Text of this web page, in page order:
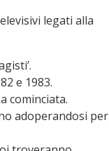
legati alla
e 1983.
cominciata.
adoperandosi per